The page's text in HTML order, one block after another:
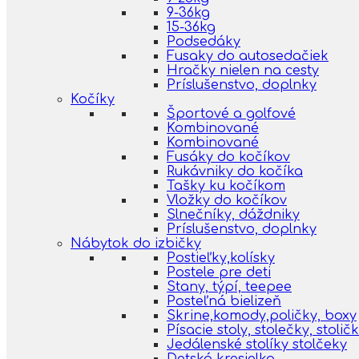
9-36kg
15-36kg
Podsedáky
Fusaky do autosedačiek
Hračky nielen na cesty
Príslušenstvo, doplnky
Kočíky
Športové a golfové
Kombinované
Kombinované
Fusáky do kočíkov
Rukávniky do kočíka
Tašky ku kočíkom
Vložky do kočíkov
Slnečníky, dáždniky
Príslušenstvo, doplnky
Nábytok do izbičky
Postieľky,kolísky
Postele pre deti
Stany, týpí, teepee
Posteľná bielizeň
Skrine,komody,poličky, boxy
Písacie stoly, stolečky,
Jedálenské stolíky stolčeky